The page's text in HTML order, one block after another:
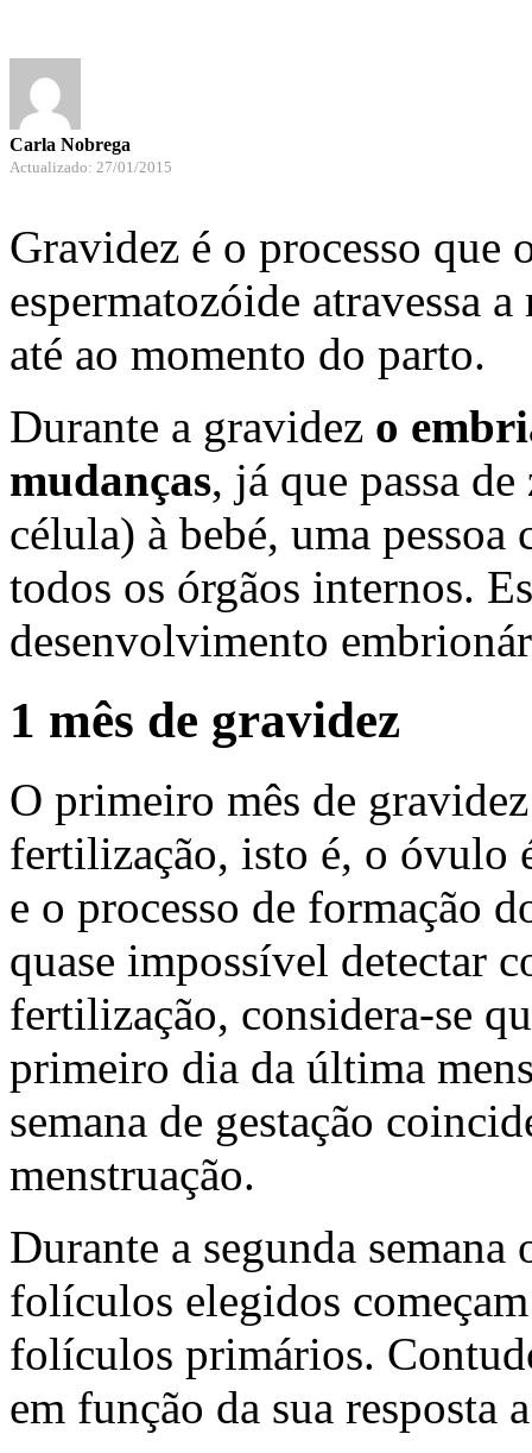
Carla Nobrega
Actualizado: 27/01/2015
Gravidez é o processo que
espermatozóide atravessa
até ao momento do parto.
Durante a gravidez o
mudanças, já que passa
célula) à bebé, uma
todos os órgãos internos.
desenvolvimento
1 mês de gravidez
O primeiro mês de
fertilização, isto é, o óvulo
e o processo de formação
quase impossível detectar
fertilização, considera-se
primeiro dia da última
semana de gestação
menstruação.
Durante a segunda
folículos elegidos
folículos primários.
em função da sua resposta